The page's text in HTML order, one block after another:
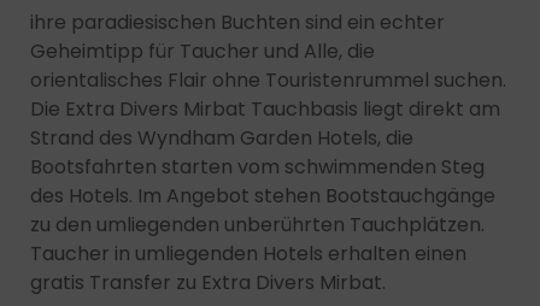
ihre paradiesischen Buchten sind ein echter
Geheimtipp für Taucher und Alle, die
orientalisches Flair ohne Touristenrummel suchen.
Die Extra Divers Mirbat Tauchbasis liegt direkt am
Strand des Wyndham Garden Hotels, die
Bootsfahrten starten vom schwimmenden Steg
des Hotels. Im Angebot stehen Bootstauchgänge
zu den umliegenden unberührten Tauchplätzen.
Taucher in umliegenden Hotels erhalten einen
gratis Transfer zu Extra Divers Mirbat.